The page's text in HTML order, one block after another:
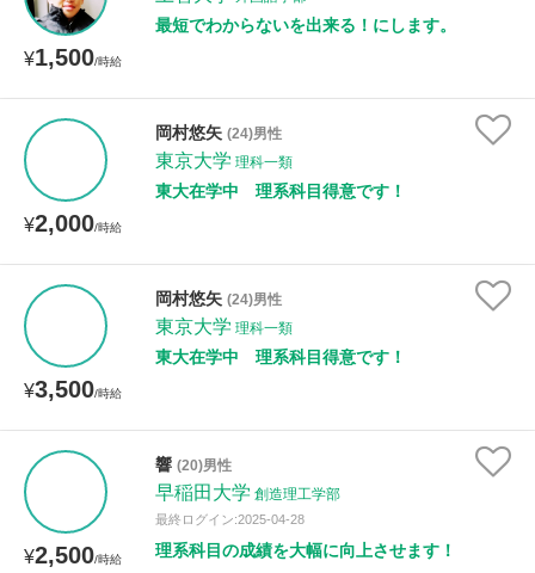
¥1,500/時給
最短でわからないを出来る！にします。
¥2,000/時給
岡村悠矢 (24)男性
東京大学 理科一類
東大在学中 理系科目得意です！
¥3,500/時給
岡村悠矢 (24)男性
東京大学 理科一類
東大在学中 理系科目得意です！
¥2,500/時給
響 (20)男性
早稲田大学 創造理工学部
最終ログイン:2025-04-28
理系科目の成績を大幅に向上させます！